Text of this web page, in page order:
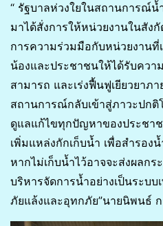
“ รัฐบาลห่วงใยในสถานการณ์
มาได้สั่งการให้หน่วยงานในสัง
การความร่วมมือกับหน่วยงานที่
น้องและประชาชนให้ได้รับควา
สามารถ และเร่งฟื้นฟูเยียวยาภ
สถานการณ์กลับเข้าสู่ภาวะปกติ
ดูแลแก้ไขทุกปัญหาของประชา
เพิ่มแหล่งกักเก็บน้ำ เพื่อสำรอง
หากไม่เก็บน้ำไว้อาจจะส่งผลก
บริหารจัดการน้ำอย่างเป็นระบ
ภัยแล้งและอุทกภัย”นายนิพนธ์